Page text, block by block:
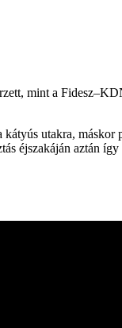
mint a
utakra, máskor
éjszakáján aztán